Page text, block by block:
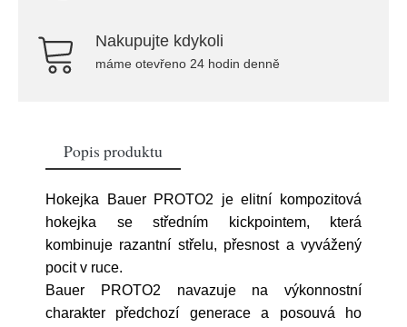
Nakupujte kdykoli
máme otevřeno 24 hodin denně
Popis produktu
Hokejka Bauer PROTO2 je elitní kompozitová
hokejka se středním kickpointem, která
kombinuje razantní střelu, přesnost a vyvážený
pocit v ruce.
Bauer PROTO2 navazuje na výkonnostní
charakter předchozí generace a posouvá ho